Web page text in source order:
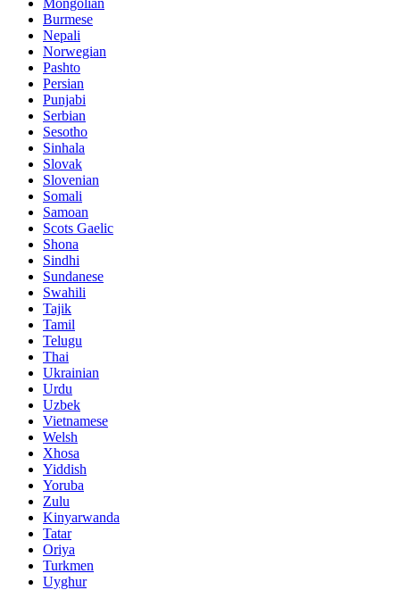
Mongolian
Burmese
Nepali
Norwegian
Pashto
Persian
Punjabi
Serbian
Sesotho
Sinhala
Slovak
Slovenian
Somali
Samoan
Scots Gaelic
Shona
Sindhi
Sundanese
Swahili
Tajik
Tamil
Telugu
Thai
Ukrainian
Urdu
Uzbek
Vietnamese
Welsh
Xhosa
Yiddish
Yoruba
Zulu
Kinyarwanda
Tatar
Oriya
Turkmen
Uyghur